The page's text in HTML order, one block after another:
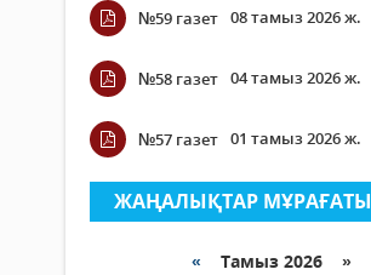
№59 газет 08 тамыз 2026 ж.
№58 газет 04 тамыз 2026 ж.
№57 газет 01 тамыз 2026 ж.
ЖАҢАЛЫҚТАР МҰРАҒАТЫ
« Тамыз 2026 »